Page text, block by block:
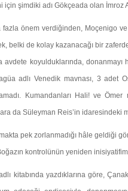
şimdiki adı Gökçeada olan İmroz
önem verdiğinden, Moçenigo
belki de kolay kazanacağı bir
koyulduklarında, donanmayı
adlı Venedik mavnası, 3 adet
Kumandanları Hali! ve
da Süleyman Reis’in idaresindeki
pek zorlanmadığı hâle geldiği
kontrolünün yeniden
kitabında yazdıklarına göre,